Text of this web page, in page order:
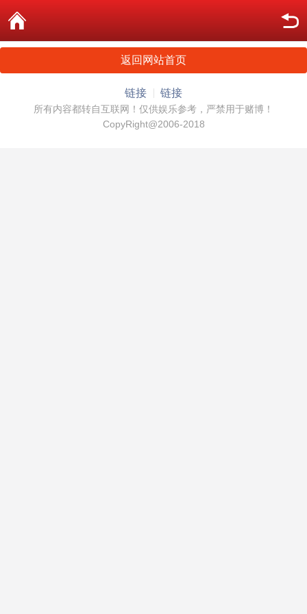
返回网站首页
链接 链接
所有内容都转自互联网！仅供娱乐参考，严禁用于赌博！
CopyRight@2006-2018